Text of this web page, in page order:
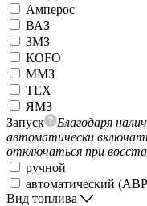
Амперос
ВАЗ
ЗМЗ
КОFO
ММЗ
ТЕХ
ЯМЗ
Запуск
Благодаря
автоматически
отключаться при
ручной
автоматический
Вид топлива